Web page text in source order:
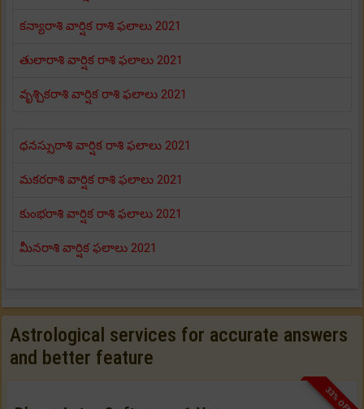
కన్యారాశి వార్షిక రాశి ఫలాలు 2021
తులారాశి వార్షిక రాశి ఫలాలు 2021
వృశ్చికరాశి వార్షిక రాశి ఫలాలు 2021
ధనస్సురాశి వార్షిక రాశి ఫలాలు 2021
మకరరాశి వార్షిక రాశి ఫలాలు 2021
కుంభరాశి వార్షిక రాశి ఫలాలు 2021
మీనరాశి వార్షిక ఫలాలు 2021
Astrological services for accurate answers
and better feature
33% OFF